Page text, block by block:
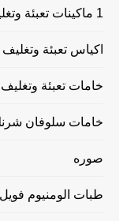
1 ماكينات تعبئة وتغليف السوائل فى اكياس
اكياس تعبئة وتغليف
خامات تعبئة وتغليف
خامات سلوفان
صوره
طبات الومنيوم فويل